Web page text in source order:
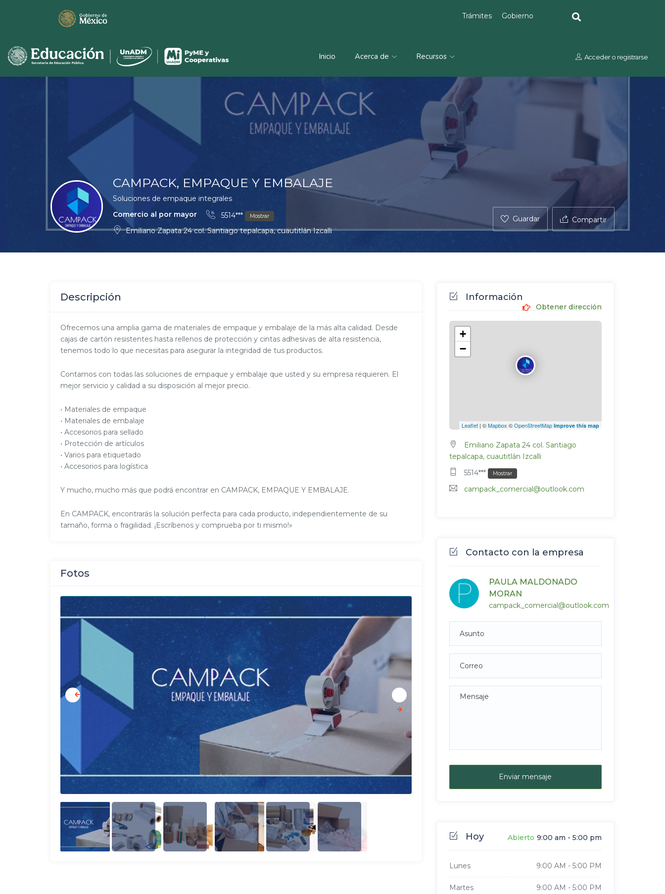
Trámites Gobierno
Inicio Acerca de Recursos Acceder o registrarse
CAMPACK, EMPAQUE Y EMBALAJE
Soluciones de empaque integrales
Comercio al por mayor
5514*** Mostrar
Emiliano Zapata 24 col. Santiago tepalcapa, cuautitlán Izcalli
Guardar Compartir
Descripción
Ofrecemos una amplia gama de materiales de empaque y embalaje de la más alta calidad. Desde
cajas de cartón resistentes hasta rellenos de protección y cintas adhesivas de alta resistencia,
tenemos todo lo que necesitas para asegurar la integridad de tus productos.
Contamos con todas las soluciones de empaque y embalaje que usted y su empresa requieren. El
mejor servicio y calidad a su disposición al mejor precio.
• Materiales de empaque
• Materiales de embalaje
• Accesorios para sellado
• Protección de artículos
• Varios para etiquetado
• Accesorios para logística
Y mucho, mucho más que podrá encontrar en CAMPACK, EMPAQUE Y EMBALAJE.
En CAMPACK, encontrarás la solución perfecta para cada producto, independientemente de su
tamaño, forma o fragilidad. ¡Escríbenos y comprueba por ti mismo!»
Fotos
Información
Obtener dirección
+
−
Leaflet| ©Mapbox ©OpenStreetMap Improve this map
Emiliano Zapata 24 col. Santiago
tepalcapa, cuautitlán Izcalli
5514***
Mostrar
campack_comercial@outlook.com
Contacto con la empresa
PAULA MALDONADO
MORAN
campack_comercial@outlook.com
Enviar mensaje
Hoy Abierto 9:00 am - 5:00 pm
Lunes 9:00 AM - 5:00 PM
Martes 9:00 AM - 5:00 PM